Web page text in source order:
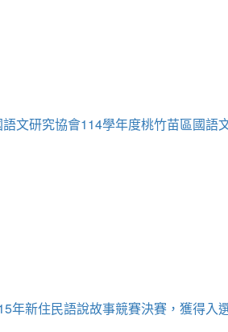
文研究協會114學年度桃竹苗區國語
年新住民語說故事競賽決賽，獲得入